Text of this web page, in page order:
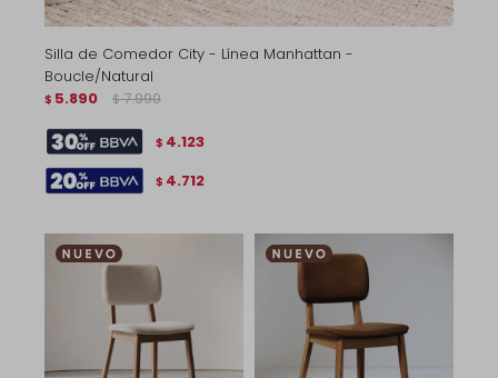
Silla de Comedor City - Línea Manhattan -
Boucle/Natural
$ 5.890 $ 7.990
$ 4.123
$ 4.712